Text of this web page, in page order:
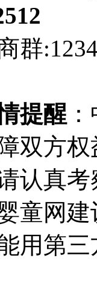
群
提醒
双方
认真
童网
用第